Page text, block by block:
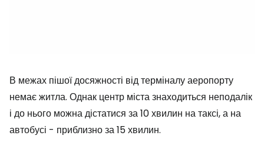
В межах пішої досяжності від терміналу аеропорту
немає житла. Однак центр міста знаходиться неподалік
і до нього можна дістатися за 10 хвилин на таксі, а на
автобусі - приблизно за 15 хвилин.